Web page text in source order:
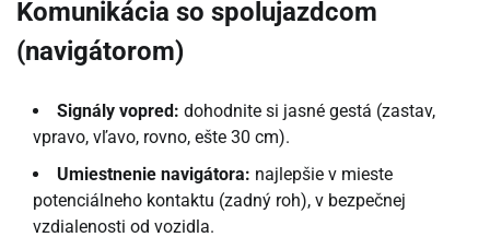
Komunikácia so spolujazdcom
(navigátorom)
Signály vopred: dohodnite si jasné gestá (zastav,
vpravo, vľavo, rovno, ešte 30 cm).
Umiestnenie navigátora: najlepšie v mieste
potenciálneho kontaktu (zadný roh), v bezpečnej
vzdialenosti od vozidla.